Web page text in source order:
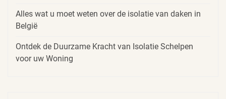
Alles wat u moet weten over de isolatie van daken in
België
Ontdek de Duurzame Kracht van Isolatie Schelpen
voor uw Woning